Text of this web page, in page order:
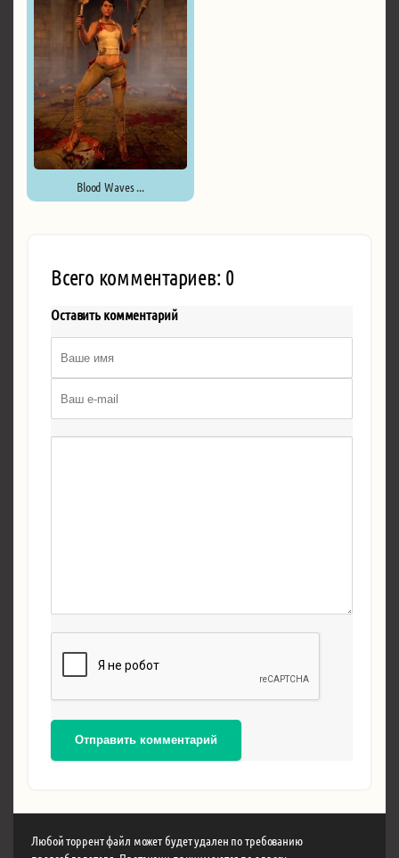
Blood Waves ...
Всего комментариев: 0
Оставить комментарий
Отправить комментарий
Любой торрент файл может будет удален по требованию